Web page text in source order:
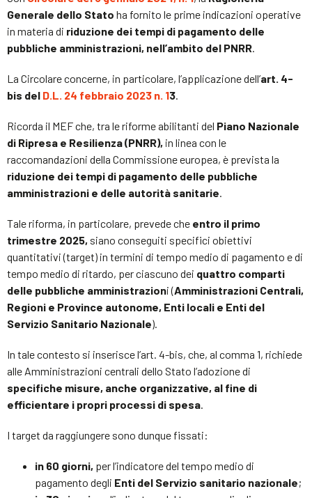
Generale dello Stato ha fornito le prime indicazioni operative
in materia di riduzione dei tempi di pagamento delle
pubbliche amministrazioni, nell’ambito del PNRR.
La Circolare concerne, in particolare, l’applicazione dell’art. 4-
bis del D.L. 24 febbraio 2023 n. 13.
Ricorda il MEF che, tra le riforme abilitanti del Piano Nazionale
di Ripresa e Resilienza (PNRR), in linea con le
raccomandazioni della Commissione europea, è prevista la
riduzione dei tempi di pagamento delle pubbliche
amministrazioni e delle autorità sanitarie.
Tale riforma, in particolare, prevede che entro il primo
trimestre 2025, siano conseguiti specifici obiettivi
quantitativi (target) in termini di tempo medio di pagamento e di
tempo medio di ritardo, per ciascuno dei quattro comparti
delle pubbliche amministrazioni (Amministrazioni Centrali,
Regioni e Province autonome, Enti locali e Enti del
Servizio Sanitario Nazionale).
In tale contesto si inserisce l’art. 4-bis, che, al comma 1, richiede
alle Amministrazioni centrali dello Stato l’adozione di
specifiche misure, anche organizzative, al fine di
efficientare i propri processi di spesa.
I target da raggiungere sono dunque fissati:
in 60 giorni, per l’indicatore del tempo medio di
pagamento degli Enti del Servizio sanitario nazionale;